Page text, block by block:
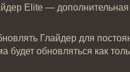
Elite — дополнительная
Глайдер для
обновляться как